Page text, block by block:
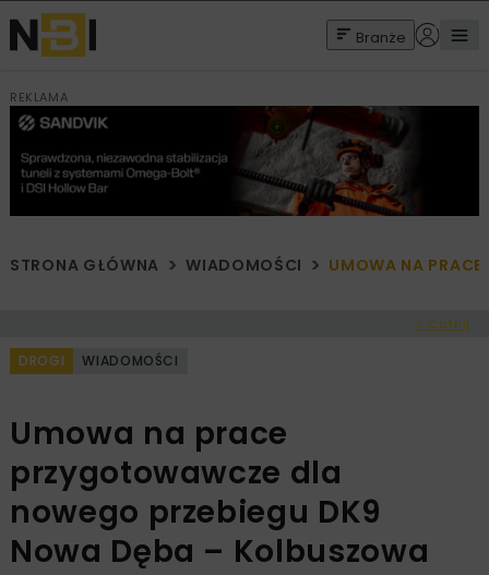
Branże
REKLAMA
STRONA GŁÓWNA WIADOMOŚCI UMOWA NA
< Cofnij
DROGI WIADOMOŚCI
Umowa na prace
przygotowawcze dla
nowego przebiegu DK9
Nowa Dęba – Kolbuszowa